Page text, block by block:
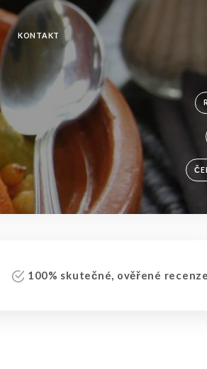
KONTAKT
100% skutečné, ověřené